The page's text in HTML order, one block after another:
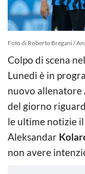
Foto di Roberto Bregani /
Colpo di scena
Lunedì è in
nuovo allenatore
del giorno
le ultime notizie
Aleksandar
non avere